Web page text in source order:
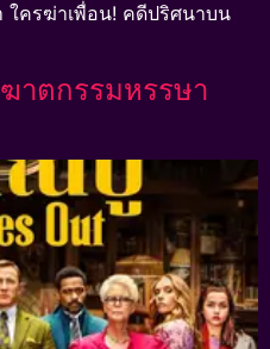
ใครฆ่าเพื่อน! คดีปริศนาบน
าตกรรมหรรษา